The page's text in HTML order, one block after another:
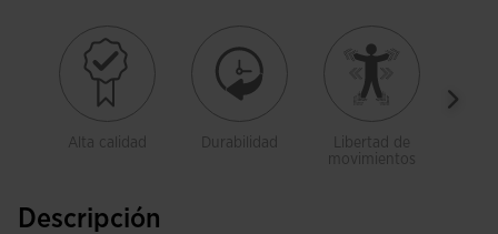
Alta calidad Durabilidad
Libertad de
movimientos
Descripción